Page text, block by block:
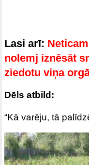
Lasi arī:
nolemj iznēsāt
ziedotu viņa
Dēls atbild:
“Kā varēju, tā